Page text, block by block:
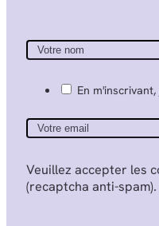
En
Veuillez accepter les
(recaptcha anti-spam).